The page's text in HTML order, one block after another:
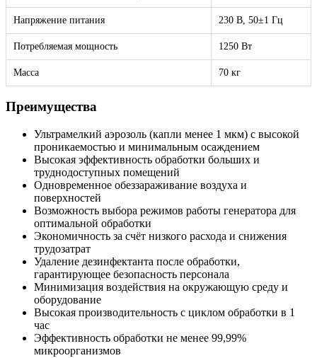
Напряжение питания 230 В, 50±1 Гц
Потребляемая мощность 1250 Вт
Масса 70 кг
Преимущества
Ультрамелкий аэрозоль (капли менее 1 мкм) с высокой
проникаемостью и минимальным осаждением
Высокая эффективность обработки больших и
труднодоступных помещений
Одновременное обеззараживание воздуха и
поверхностей
Возможность выбора режимов работы генератора для
оптимальной обработки
Экономичность за счёт низкого расхода и снижения
трудозатрат
Удаление дезинфектанта после обработки,
гарантирующее безопасность персонала
Минимизация воздействия на окружающую среду и
оборудование
Высокая производительность с циклом обработки в 1
час
Эффективность обработки не менее 99,99%
микроорганизмов